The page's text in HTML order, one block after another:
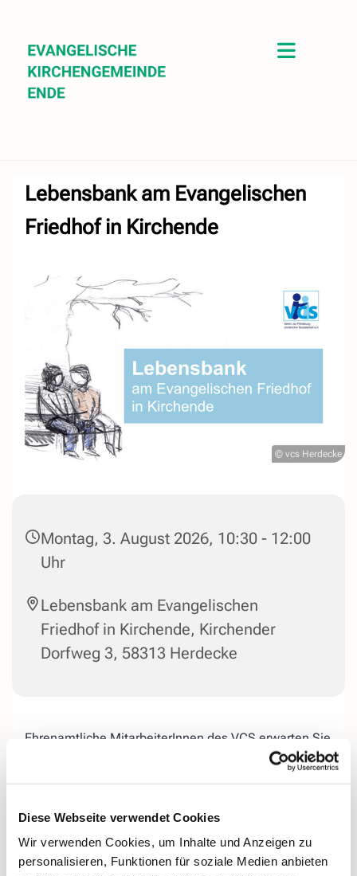
Diese Webseite verwendet Cookies
Wir verwenden Cookies, um Inhalte und Anzeigen zu
personalisieren, Funktionen für soziale Medien anbieten
Lebensbank am Evangelischen
Friedhof in Kirchende
© vcs Herdecke
Montag, 3. August 2026, 10:30 - 12:00
Uhr
Lebensbank am Evangelischen
Friedhof in Kirchende, Kirchender
Dorfweg 3, 58313 Herdecke
Ehrenamtliche MitarbeiterInnen des VCS erwarten Sie
auf der «Lebensbank« am Evangelischen Friedhof in
Gelegenheit, miteinander insGespräch zu kommen,
Ihrer Trauer einen Ort zu geben, aber auch
IhrHoffnungen für das zukünftige Leben ohne den